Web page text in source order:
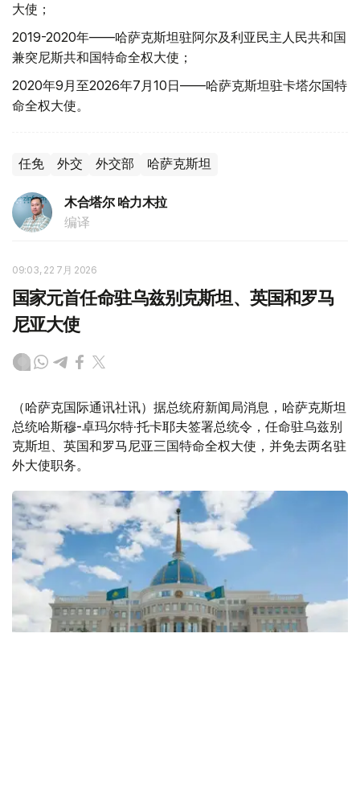
大使；
2019-2020年——哈萨克斯坦驻阿尔及利亚民主人民共和国
兼突尼斯共和国特命全权大使；
2020年9月至2026年7月10日——哈萨克斯坦驻卡塔尔国特
命全权大使。
任免 外交 外交部 哈萨克斯坦
木合塔尔 哈力木拉
编译
09:03, 22 7月 2026
国家元首任命驻乌兹别克斯坦、英国和罗马
尼亚大使
（哈萨克国际通讯社讯）据总统府新闻局消息，哈萨克斯坦
总统哈斯穆-卓玛尔特·托卡耶夫签署总统令，任命驻乌兹别
克斯坦、英国和罗马尼亚三国特命全权大使，并免去两名驻
外大使职务。